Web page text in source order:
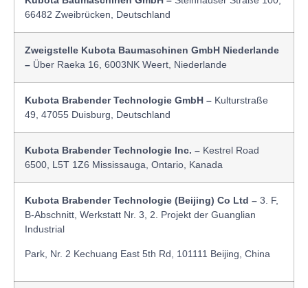
66482 Zweibrücken, Deutschland
Zweigstelle Kubota Baumaschinen GmbH Niederlande
– Über Raeka 16, 6003NK Weert, Niederlande
Kubota Brabender Technologie GmbH – Kulturstraße
49, 47055 Duisburg, Deutschland
Kubota Brabender Technologie Inc. – Kestrel Road
6500, L5T 1Z6 Mississauga, Ontario, Kanada
Kubota Brabender Technologie (Beijing) Co Ltd – 3. F,
B-Abschnitt, Werkstatt Nr. 3, 2. Projekt der Guanglian
Industrial
Park, Nr. 2 Kechuang East 5th Rd, 101111 Beijing, China